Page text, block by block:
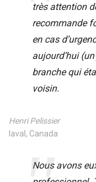
très attention
recommande
en cas
aujourd’hui
branche qui
voisin.
Henri Pelissier
laval, Canada
Nous avons